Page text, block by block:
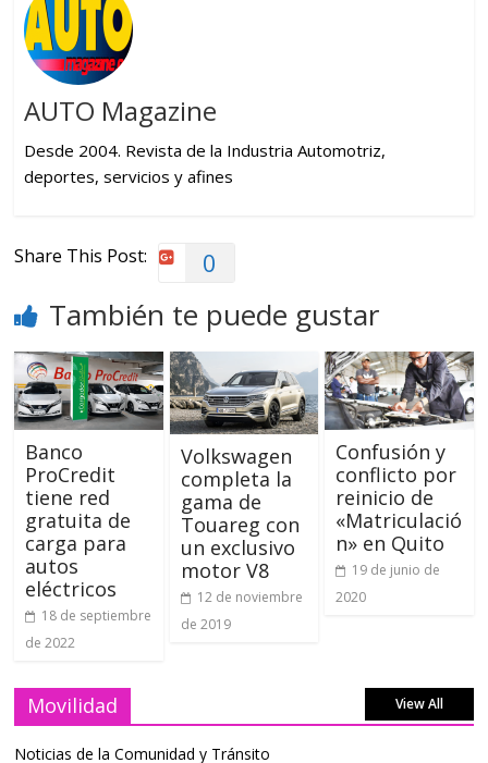
AUTO Magazine
Desde 2004. Revista de la Industria Automotriz,
deportes, servicios y afines
Share This Post: 0
También te puede gustar
Banco
ProCredit
tiene red
gratuita de
carga para
autos
eléctricos
18 de septiembre
de 2022
Volkswagen
completa la
gama de
Touareg con
un exclusivo
motor V8
12 de noviembre
de 2019
Confusión y
conflicto por
reinicio de
«Matriculació
n» en Quito
19 de junio de
2020
Movilidad View All
Noticias de la Comunidad y Tránsito